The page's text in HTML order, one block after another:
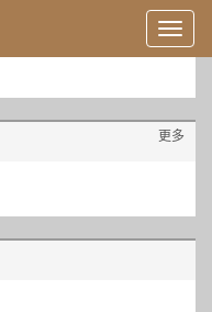
用
户
息/
登
录
更多